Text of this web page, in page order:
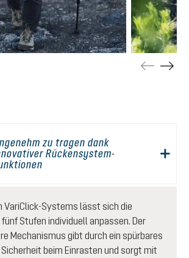
zu tragen dank
Rückensystem-
VariClick-Systems lässt sich die
fünf Stufen individuell anpassen. Der
Mechanismus gibt durch ein spürbares
Sicherheit beim Einrasten und sorgt mit